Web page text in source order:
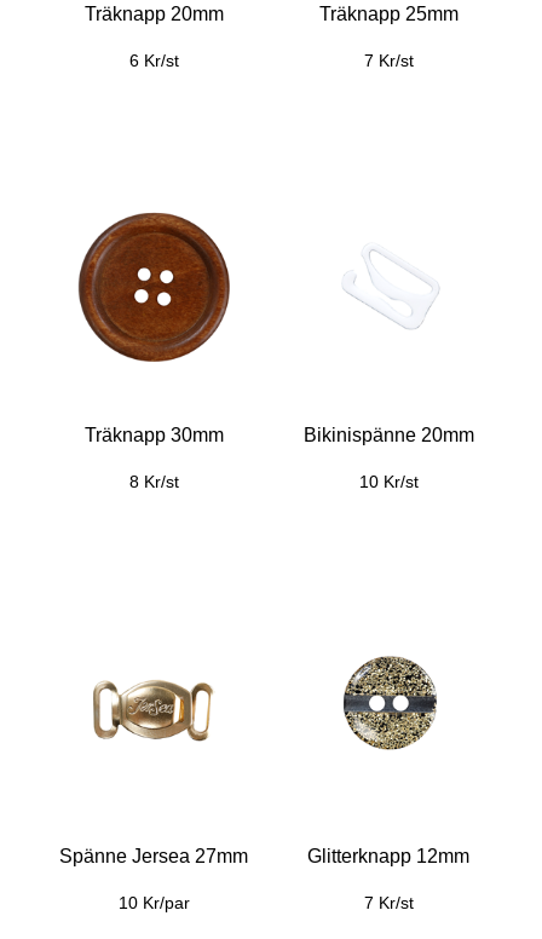
Träknapp 20mm
6 Kr/st
Träknapp 25mm
7 Kr/st
Träknapp 30mm
8 Kr/st
Bikinispänne 20mm
10 Kr/st
Spänne Jersea 27mm
10 Kr/par
Glitterknapp 12mm
7 Kr/st